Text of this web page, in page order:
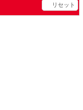
リセット